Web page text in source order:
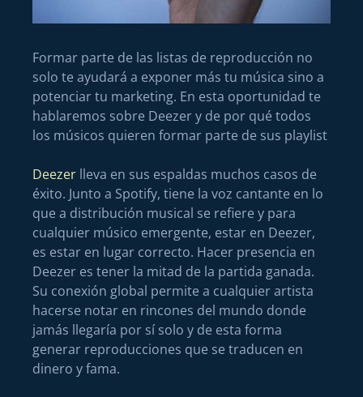
Formar parte de las listas de reproducción no
solo te ayudará a exponer más tu música sino a
potenciar tu marketing. En esta oportunidad te
hablaremos sobre Deezer y de por qué todos
los músicos quieren formar parte de sus playlist
Deezer lleva en sus espaldas muchos casos de
éxito. Junto a Spotify, tiene la voz cantante en lo
que a distribución musical se refiere y para
cualquier músico emergente, estar en Deezer,
es estar en lugar correcto. Hacer presencia en
Deezer es tener la mitad de la partida ganada.
Su conexión global permite a cualquier artista
hacerse notar en rincones del mundo donde
jamás llegaría por sí solo y de esta forma
generar reproducciones que se traducen en
dinero y fama.